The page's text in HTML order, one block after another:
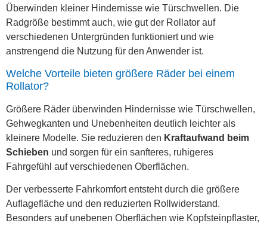
Überwinden kleiner Hindernisse wie Türschwellen. Die
Radgröße bestimmt auch, wie gut der Rollator auf
verschiedenen Untergründen funktioniert und wie
anstrengend die Nutzung für den Anwender ist.
Welche Vorteile bieten größere Räder bei einem
Rollator?
Größere Räder überwinden Hindernisse wie Türschwellen,
Gehwegkanten und Unebenheiten deutlich leichter als
kleinere Modelle. Sie reduzieren den Kraftaufwand beim
Schieben und sorgen für ein sanfteres, ruhigeres
Fahrgefühl auf verschiedenen Oberflächen.
Der verbesserte Fahrkomfort entsteht durch die größere
Auflagefläche und den reduzierten Rollwiderstand.
Besonders auf unebenen Oberflächen wie Kopfsteinpflaster,